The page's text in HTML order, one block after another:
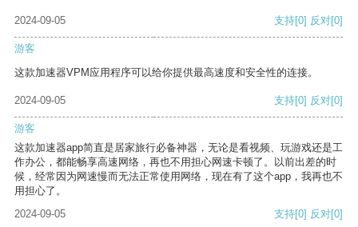
2024-09-05 支持[0] 反对[0]
游客
这款加速器VPM应用程序可以给你提供最高速度和安全性的连接。
2024-09-05 支持[0] 反对[0]
游客
这款加速器app简直是居家旅行必备神器，无论是看视频、玩游戏还是工
作办公，都能畅享高速网络，再也不用担心网速卡顿了。以前出差的时
候，经常因为网速慢而无法正常使用网络，现在有了这个app，我再也不
用担心了。
2024-09-05
支持[0] 反对[0]